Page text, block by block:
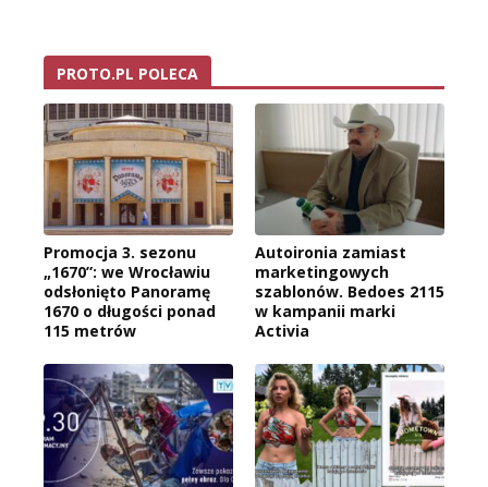
PROTO.PL POLECA
Promocja 3. sezonu
„1670”: we Wrocławiu
odsłonięto Panoramę
1670 o długości ponad
115 metrów
Autoironia zamiast
marketingowych
szablonów. Bedoes 2115
w kampanii marki
Activia